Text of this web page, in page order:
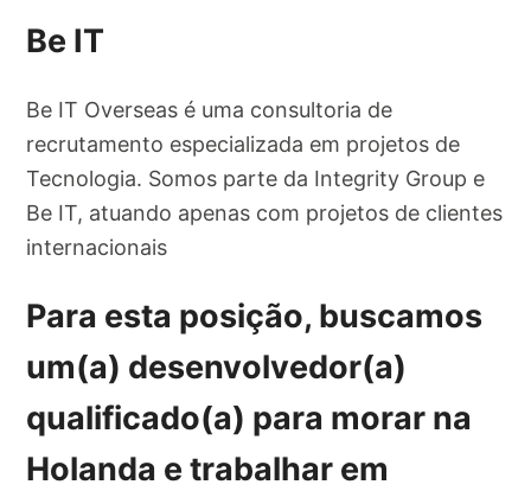
Be IT
Be IT Overseas é uma consultoria de
recrutamento especializada em projetos de
Tecnologia. Somos parte da Integrity Group e
Be IT, atuando apenas com projetos de clientes
internacionais
Para esta posição, buscamos
um(a) desenvolvedor(a)
qualificado(a) para morar na
Holanda e trabalhar em